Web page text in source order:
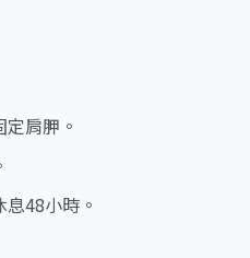
肩胛。
48小時。